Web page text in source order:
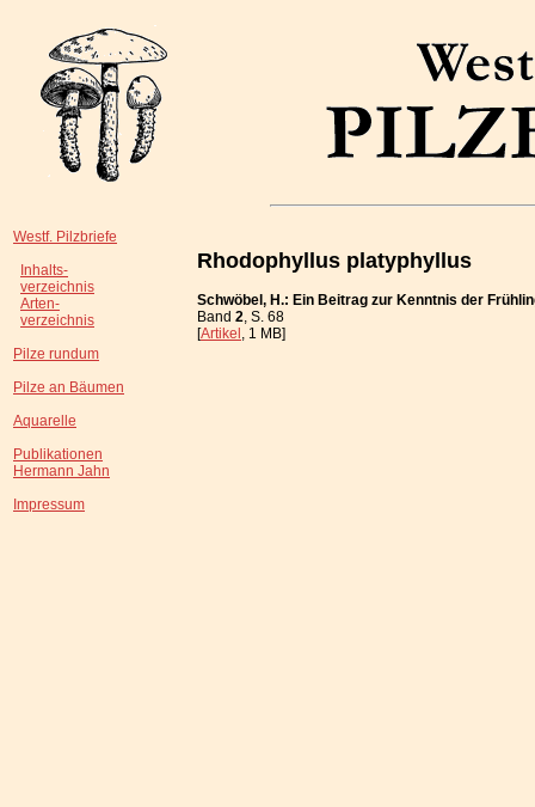
Westf. Pilzbriefe
Inhalts-
verzeichnis
Arten-
verzeichnis
Pilze rundum
Pilze an Bäumen
Aquarelle
Publikationen
Hermann Jahn
Impressum
Rhodophyllus platyphyllus
Schwöbel, H.: Ein Beitrag zur Kenntnis der
Band 2, S. 68
[Artikel, 1 MB]